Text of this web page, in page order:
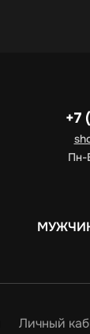
+7
Пн-
Личный